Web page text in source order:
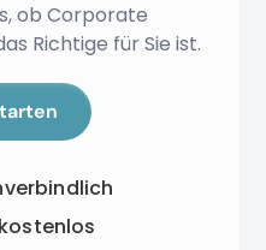
ob Corporate
Richtige für Sie ist.